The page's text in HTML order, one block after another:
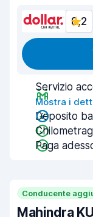
8,2
Servizio
Mostra i
Deposito
Paga
Conducente
Mahindra